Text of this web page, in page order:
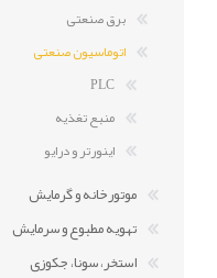
برق صنعتی
اتوماسیون صنعتی
PLC
منبع تغذیه
اینورتر و درایو
موتورخانه و گرمایش
تهویه مطبوع و سرمایش
استخر، سونا، جکوزی